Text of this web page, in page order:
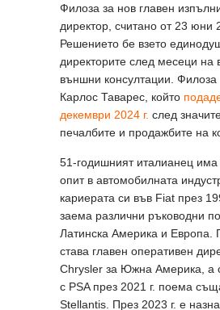
Филоза за нов главен
директор, считано от 23 юни
Решението бе взето
директорите след месеци на
външни консултации. Филоза
Карлос Таварес, който
декември 2024 г. след
печалбите и продажбите на
51-годишният италианец има
опит в автомобилната
кариерата си във Fiat през
заема различни ръководни
Латинска Америка и Европа.
става главен оперативен
Chrysler за Южна Америка, а
с PSA през 2021 г. поема
Stellantis. През 2023 г. е